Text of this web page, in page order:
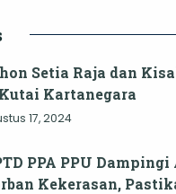
Setia Raja dan
Kartanegara
17, 2024
PPA PPU Dampingi
Kekerasan,